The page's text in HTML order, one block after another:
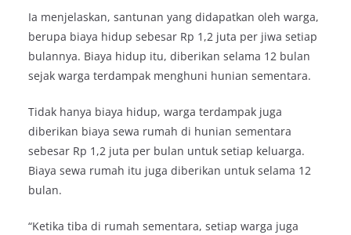
Ia menjelaskan, santunan yang didapatkan oleh warga,
berupa biaya hidup sebesar Rp 1,2 juta per jiwa setiap
bulannya. Biaya hidup itu, diberikan selama 12 bulan
sejak warga terdampak menghuni hunian sementara.
Tidak hanya biaya hidup, warga terdampak juga
diberikan biaya sewa rumah di hunian sementara
sebesar Rp 1,2 juta per bulan untuk setiap keluarga.
Biaya sewa rumah itu juga diberikan untuk selama 12
bulan.
“Ketika tiba di rumah sementara, setiap warga juga